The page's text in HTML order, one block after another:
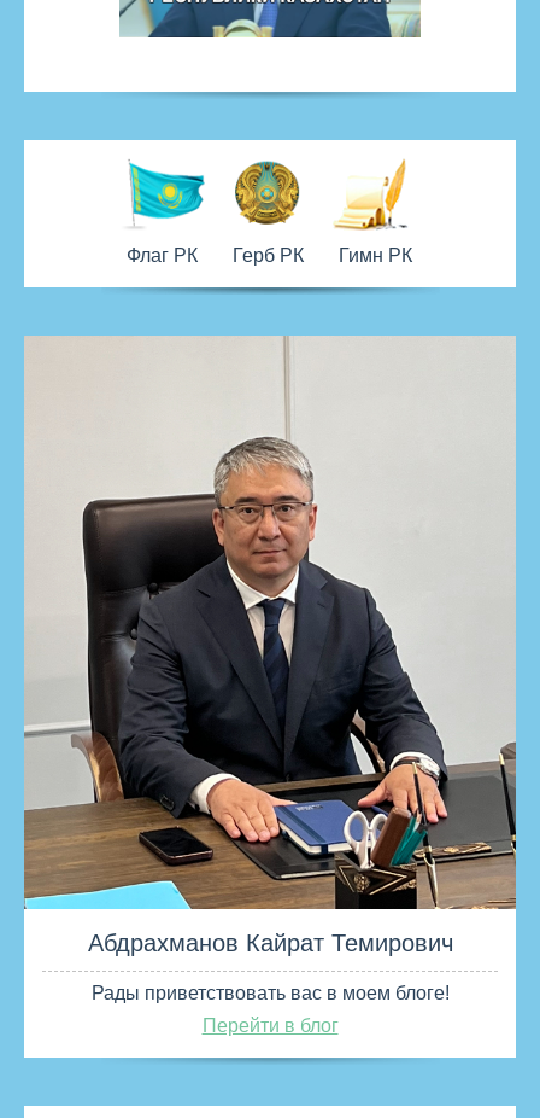
Флаг РК Герб РК Гимн РК
Абдрахманов Кайрат Темирович
Рады приветствовать вас в моем блоге!
Перейти в блог